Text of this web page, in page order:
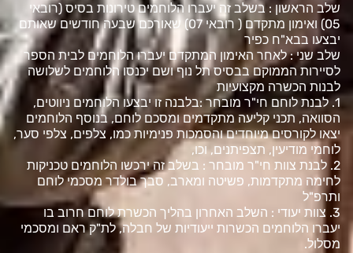
שלב הראשון : בשלב זה יעברו הלוחמים טירונות בסיס (רובאי
05) ואימון מתקדם ( רובאי 07) שאורכם שבעה חודשים שאותם
יבצעו בבא"ח כפיר
שלב שני : לאחר האימון המתקדם יעברו הלוחמים לבית הספר
לסיירות הממוקם בבסיס תל נוף ושם יכנסו הלוחמים לשלושה
לבנות הכשרה מקצועיות
1. לבנת לוחם חי"ר מובחר :בלבנה זו יבצעו הלוחמים ניווטים,
הסוואה, תכני קליעה מתקדמים ומסכם לוחם, בנוסף הלוחמים
יצאו לקורסים מיוחדים והסמכות פנימיות כמו, צלפים, צלפי סער,
לוחמי מודיעין, תצפיתנים, וכו,
2. לבנת צוות חי"ר מובחר : בשלב זה ירכשו הלוחמים טכניקות
לחימה מתקדמות, פשיטה ומארב, סבך בולדר מסכמי לוחם
ותרפ"ל
3. צוות יעודי : השלב האחרון בהליך הכשרת לוחם חרוב בו
יעברו הלוחמים הכשרות ייעודיות של חבלה, לת"ק ראם ומסכמי
מסלול.